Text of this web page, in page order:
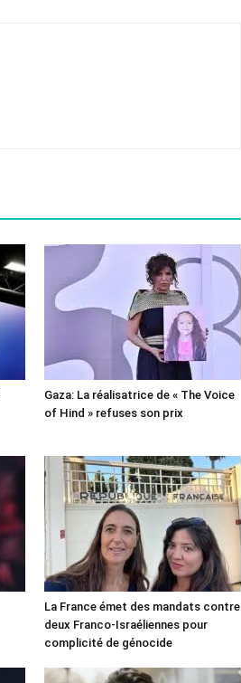
Gaza: La réalisatrice de « The Voice
of Hind » refuses son prix
La France émet des mandats contre
deux Franco-Israéliennes pour
complicité de génocide